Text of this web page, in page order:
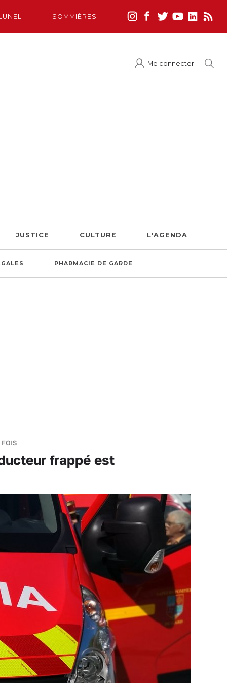
SOMMIÈRES
Me connecter
JUSTICE CULTURE L'AGENDA
PHARMACIE DE GARDE
frappé est